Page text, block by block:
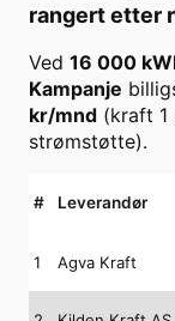
rangert etter
Ved 16 000
Kampanje
kr/mnd (kraft
strømstøtte).
# Leverandør
1 Agva Kraft